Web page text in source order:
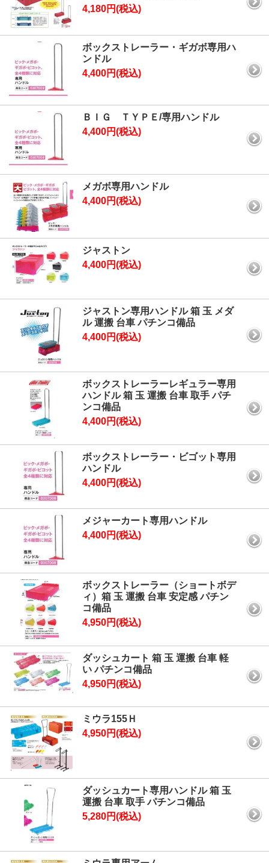
4,180円(税込)
ボックストレーラー・ギガボ専用ハ
ンドル
4,400円(税込)
ＢＩＧ ＴＹＰＥ/専用ハンドル
4,400円(税込)
メガボ専用ハンドル
4,400円(税込)
ジャストン
4,400円(税込)
ジャストン専用ハンドル 箱 玉 メダ
ル 運搬 台車 パチンコ備品
4,400円(税込)
ボックストレーラーレギュラー専用
ハンドル 箱 玉 運搬 台車 取手 パチ
ンコ備品
4,400円(税込)
ボックストレーラー・ビゴット専用
ハンドル
4,400円(税込)
メジャーカート専用ハンドル
4,400円(税込)
ボックストレーラー（ショートボデ
ィ）箱 玉 運搬 台車 安定感 パチン
コ備品
4,950円(税込)
ダッシュカート 箱 玉 運搬 台車 軽
い パチンコ備品
4,950円(税込)
ミウラ155Ｈ
4,950円(税込)
ダッシュカート専用ハンドル 箱 玉
運搬 台車 取手 パチンコ備品
5,280円(税込)